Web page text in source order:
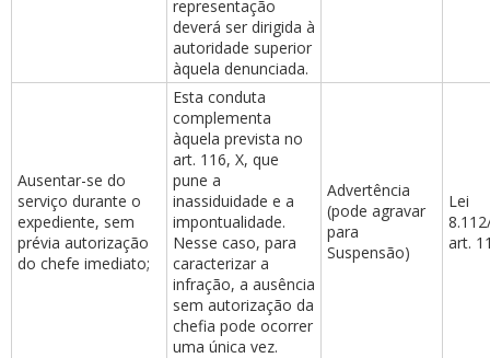
representação
deverá ser dirigida à
autoridade superior
àquela denunciada.
Ausentar-se do
serviço durante o
expediente, sem
prévia autorização
do chefe imediato;
Esta conduta
complementa
àquela prevista no
art. 116, X, que
pune a
inassiduidade e a
impontualidade.
Nesse caso, para
caracterizar a
infração, a ausência
sem autorização da
chefia pode ocorrer
uma única vez.
Advertência
(pode agravar
para
Suspensão)
Lei
art.